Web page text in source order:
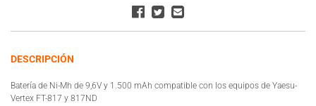
DESCRIPCIÓN
Batería de Ni-Mh de 9,6V y 1.500 mAh compatible con los equipos de Yaesu-
Vertex FT-817 y 817ND